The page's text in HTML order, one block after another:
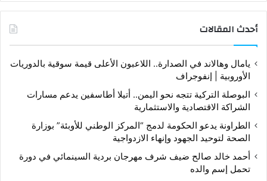
أحدث المقالات
يامال وهالاند في الصدارة.. اللاعبون الأعلى قيمة سوقية بالدوريات
الأوروبية | إنفوجراف
البوصلة التركية تتجه نحو اليمن.. أتيلا أطاسفين يدعم مسارات
الشراكة الاقتصادية والاستثمارية
الطراونة يدعو الحكومة لدمج “المركز الوطني للأوبئة” بوزارة
الصحة لتوحيد الجهود وإنهاء الازدواجية
أحمد خالد صالح ضيف شرف مهرجان بردية السينمائي في دورة
تحمل إسم والده